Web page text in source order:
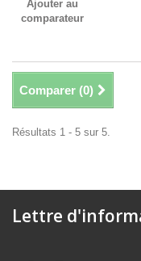
Ajouter au
comparateur
Comparer (0)
Résultats 1 - 5 sur 5.
Lettre